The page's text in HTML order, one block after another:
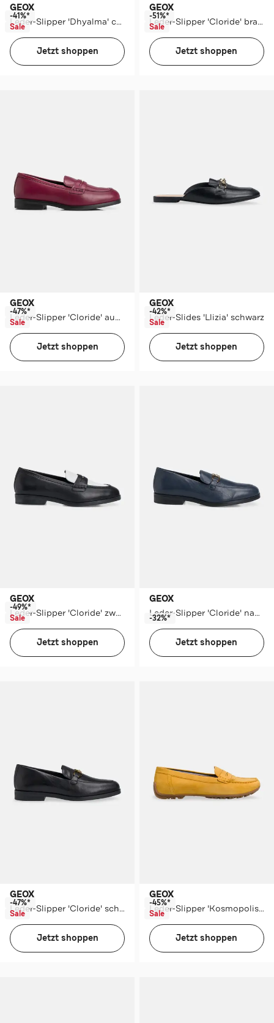
GEOX
Leder-Slipper 'Dhyalma' camel
-41%*
Sale
Jetzt shoppen
GEOX
Leder-Slipper 'Cloride' braun
-51%*
Sale
Jetzt shoppen
GEOX
Leder-Slipper 'Cloride' aubergine
-47%*
Sale
Jetzt shoppen
GEOX
Leder-Slides 'Llizia' schwarz
-42%*
Sale
Jetzt shoppen
GEOX
Leder-Slipper 'Cloride' zweifarbig
-49%*
Sale
Jetzt shoppen
GEOX
Leder-Slipper 'Cloride' nachtblau
-32%*
Jetzt shoppen
GEOX
Leder-Slipper 'Cloride' schwarz
-47%*
Sale
Jetzt shoppen
GEOX
Leder-Slipper 'Kosmopolis' sonnengelb
-45%*
Sale
Jetzt shoppen